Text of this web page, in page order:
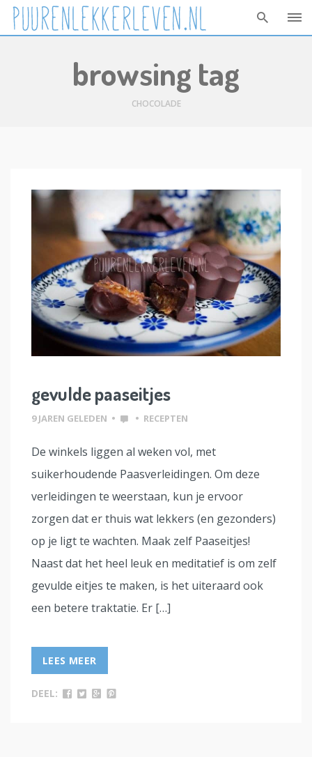
browsing tag
CHOCOLADE
gevulde paaseitjes
9 JAREN GELEDEN • • RECEPTEN
De winkels liggen al weken vol, met
suikerhoudende Paasverleidingen. Om deze
verleidingen te weerstaan, kun je ervoor
zorgen dat er thuis wat lekkers (en gezonders)
op je ligt te wachten. Maak zelf Paaseitjes!
Naast dat het heel leuk en meditatief is om zelf
gevulde eitjes te maken, is het uiteraard ook
een betere traktatie. Er […]
LEES MEER
DEEL: